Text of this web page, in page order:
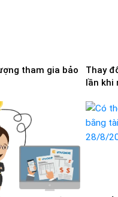
tham gia bảo
Thay
lần